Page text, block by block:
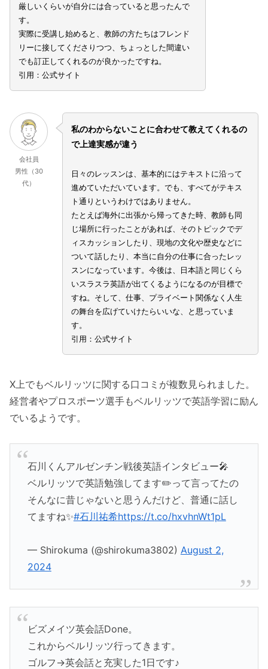
厳しいくらいが自分には合っていると思ったんで
す。
実際に受講し始めると、教師の方たちはフレンド
リーに接してくださりつつ、ちょっとした間違い
でも訂正してくれるのが良かったですね。
引用：公式サイト
会社員
男性（30
代）
私のわからないことに合わせて教えてくれるの
で上達実感が違う
日々のレッスンは、基本的にはテキストに沿って
進めていただいています。でも、すべてがテキス
ト通りというわけではありません。
たとえば海外に出張から帰ってきた時、教師も同
じ場所に行ったことがあれば、そのトピックでデ
ィスカッションしたり、現地の文化や歴史などに
ついて話したり、本当に自分の仕事に合ったレッ
スンになっています。今後は、日本語と同じくら
いスラスラ英語が出てくるようになるのが目標で
すね。そして、仕事、プライベート関係なく人生
の舞台を広げていけたらいいな、と思っていま
す。
引用：公式サイト
X上でもベルリッツに関する口コミが複数見られました。
経営者やプロスポーツ選手もベルリッツで英語学習に励ん
でいるようです。
石川くんアルゼンチン戦後英語インタビュー🎤
ベルリッツで英語勉強してます✏️って言ってたの
そんなに昔じゃないと思うんだけど、普通に話し
てますね✨#石川祐希https://t.co/hxvhnWt1pL
— Shirokuma (@shirokuma3802) August 2,
2024
ビズメイツ英会話Done。
これからベルリッツ行ってきます。
ゴルフ→英会話と充実した1日です♪